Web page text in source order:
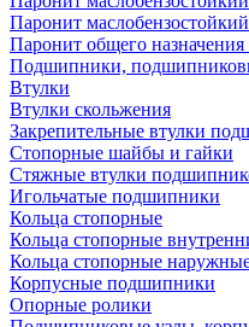
Паронит
Паронит общего
Подшипники,
Втулки
Втулки скольжения
Закрепительные втулки
Стопорные шайбы и гайки
Стяжные втулки
Игольчатые подшипники
Кольца стопорные
Кольца стопорные
Кольца стопорные
Корпусные подшипники
Опорные ролики